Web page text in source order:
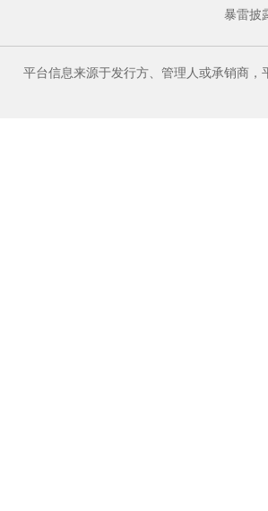
暴雷披
平台信息来源于发行方、管理人或承销商